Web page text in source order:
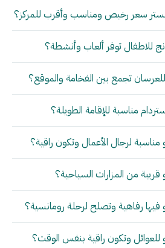
سعر رخيص ومناسب وأقرب للمركز؟
للاطفال توفر ألعاب وأنشطة؟
تجمع بين الفخامة والموقع؟
مناسبة للإقامة الطويلة؟
لرجال الأعمال وتكون راقية؟
من المزارات السياحية؟
رفاهية وتصلح لرحلة رومانسية؟
وتكون راقية بنفس الوقت؟